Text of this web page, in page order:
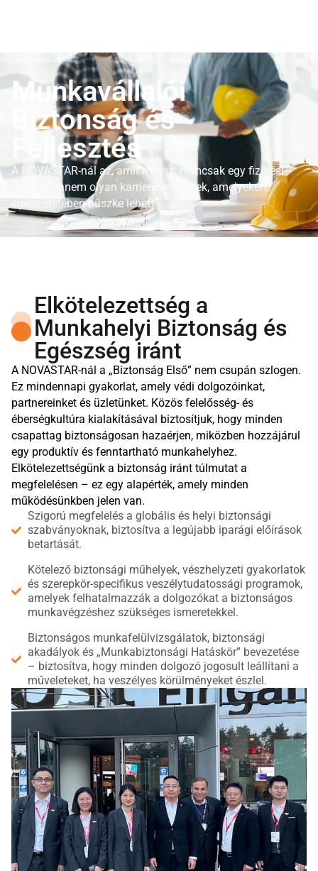
Munkavállalói
Biztonság és
Fejlesztés
A NOVASTAR-nál az, amit nyersz, nemcsak egy fizetési
összeg, hanem olyan karrieresemények, amelyekért
egész életében büszke lehet.
Elkötelezettség a
Munkahelyi Biztonság és
Egészség iránt
A NOVASTAR-nál a „Biztonság Első” nem csupán szlogen.
Ez mindennapi gyakorlat, amely védi dolgozóinkat,
partnereinket és üzletünket. Közös felelősség- és
éberségkultúra kialakításával biztosítjuk, hogy minden
csapattag biztonságosan hazaérjen, miközben hozzájárul
egy produktív és fenntartható munkahelyhez.
Elkötelezettségünk a biztonság iránt túlmutat a
megfelelésen – ez egy alapérték, amely minden
működésünkben jelen van.
Szigorú megfelelés a globális és helyi biztonsági
szabványoknak, biztosítva a legújabb iparági előírások
betartását.
Kötelező biztonsági műhelyek, vészhelyzeti gyakorlatok
és szerepkör-specifikus veszélytudatossági programok,
amelyek felhatalmazzák a dolgozókat a biztonságos
munkavégzéshez szükséges ismeretekkel.
Biztonságos munkafelülvizsgálatok, biztonsági
akadályok és „Munkabiztonsági Hatáskör” bevezetése
– biztosítva, hogy minden dolgozó jogosult leállítani a
műveleteket, ha veszélyes körülményeket észlel.